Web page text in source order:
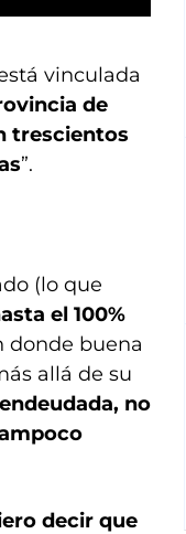
vinculada
de
trescientos
”.
(lo que
el 100%
donde buena
allá de su
no
decir que